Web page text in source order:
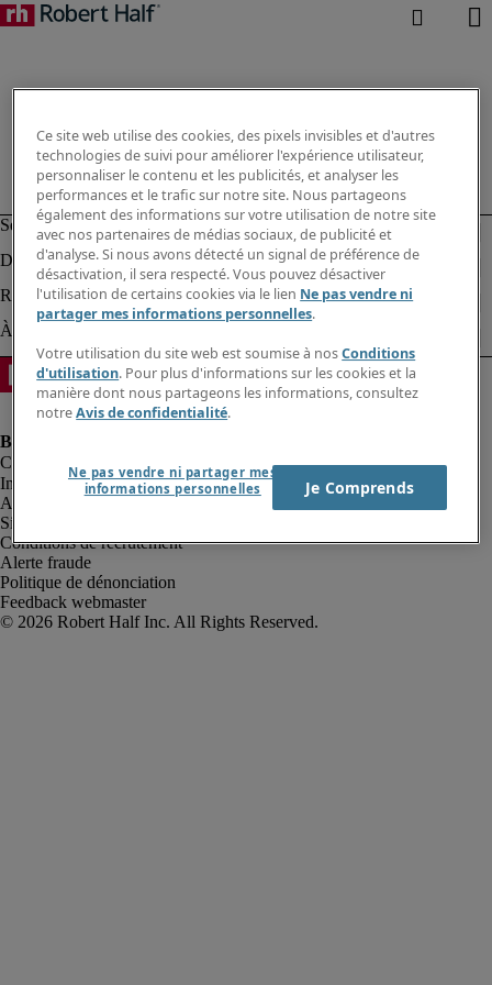
Informations sur la société
Avis de confidentialité
Site web et cookies
Conditions de recrutement
Alerte fraude
Politique de dénonciation
Feedback webmaster
Ce site web utilise des cookies, des pixels invisibles et d'autres
technologies de suivi pour améliorer l'expérience utilisateur,
personnaliser le contenu et les publicités, et analyser les
performances et le trafic sur notre site. Nous partageons
également des informations sur votre utilisation de notre site
avec nos partenaires de médias sociaux, de publicité et
d'analyse. Si nous avons détecté un signal de préférence de
désactivation, il sera respecté. Vous pouvez désactiver
l'utilisation de certains cookies via le lien Ne pas vendre ni
partager mes informations personnelles.
Votre utilisation du site web est soumise à nosConditions
d'utilisation. Pour plus d'informations sur les cookies et la
manière dont nous partageons les informations, consultez
notreAvis de confidentialité.
Ne pas vendre ni partager mes
informations personnelles
Je Comprends